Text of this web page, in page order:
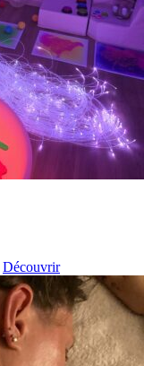
Ce
produit
a
plusieurs
variations.
Les
options
Découvrir